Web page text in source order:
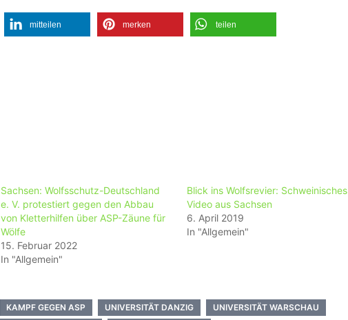
mitteilen merken teilen
Sachsen: Wolfsschutz-Deutschland
e. V. protestiert gegen den Abbau
von Kletterhilfen über ASP-Zäune für
Wölfe
15. Februar 2022
In "Allgemein"
Blick ins Wolfsrevier: Schweinisches
Video aus Sachsen
6. April 2019
In "Allgemein"
KAMPF GEGEN ASP UNIVERSITÄT DANZIG
UNIVERSITÄT WARSCHAU